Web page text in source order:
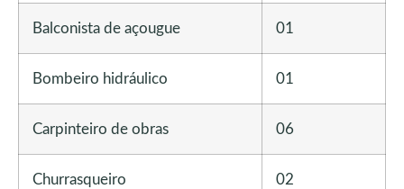
Balconista de açougue 01
Bombeiro hidráulico 01
Carpinteiro de obras 06
Churrasqueiro 02